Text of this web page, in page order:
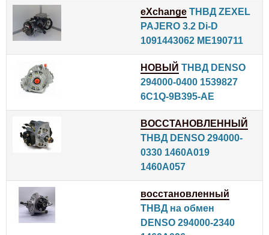
eXchange ТНВД ZEXEL
PAJERO 3.2 Di-D
1091443062 ME190711
НОВЫЙ ТНВД DENSO
294000-0400 1539827
6C1Q-9B395-AE
ВОССТАНОВЛЕННЫЙ
ТНВД DENSO 294000-
0330 1460A019
1460A057
восстановленный
ТНВД на обмен
DENSO 294000-2340